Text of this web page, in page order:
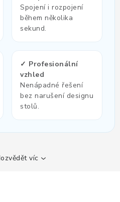
Spojení i rozpojení
během několika
sekund.
✓ Profesionální
vzhled
Nenápadné řešení
bez narušení designu
stolů.
víc